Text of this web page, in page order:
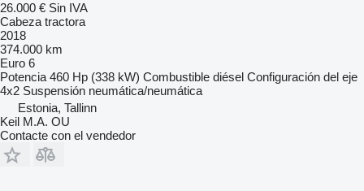
26.000 € Sin IVA
Cabeza tractora
2018
374.000 km
Euro 6
Potencia 460 Hp (338 kW) Combustible diésel Configuración del eje
4x2 Suspensión neumática/neumática
Estonia, Tallinn
Keil M.A. OU
Contacte con el vendedor